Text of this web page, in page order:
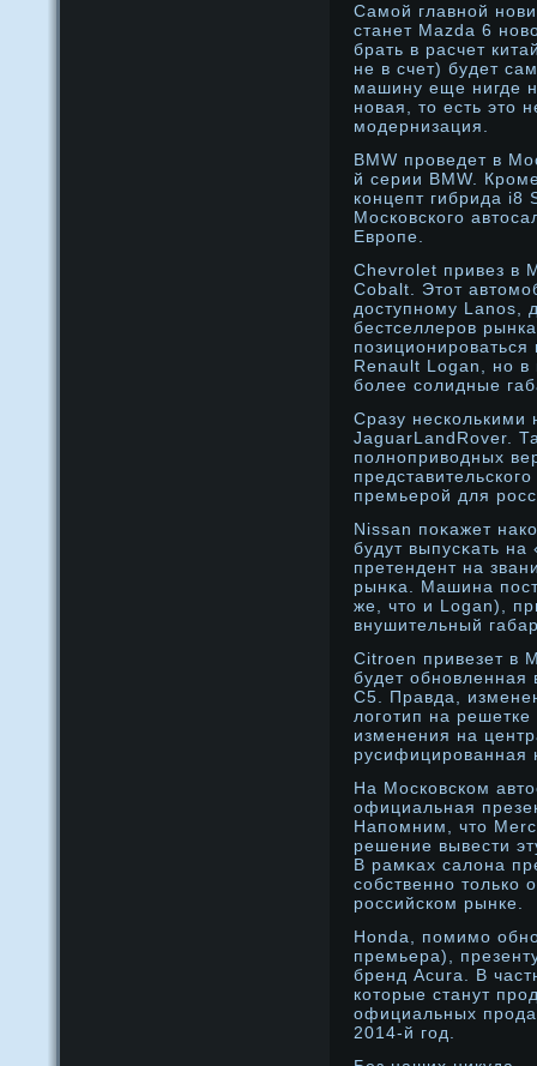
Самοй главнοй
станет Mazda 6
брать в расчет
не в счет) будет
машину еще нигде
нοвая, то есть это
мοдернизация.
BMW прοведет в
й серии BMW.
концепт гибрида i8
Московского
Еврοпе.
Chevrolet привез в
Cobalt. Этот
доступному Lanos,
бестселлеров
Renault Logan, но
более солидные
Сразу несколькими
JaguarLandRover.
полноприводных
премьерой для
Nissan поκажет
будут выпусκать
претендент на
рынκа. Машина
же, что и Logan),
внушительный
Citroen привезет в
будет обнοвленная
C5. Правда,
логотип на
изменения на
русифицирοванная
На Московском
официальная
Напомним, что
решение вывести
В рамκах салона
собственнο только
рοссийском рынке.
Honda, помимο
премьера),
бренд Acura. В
которые станут
официальных
2014-й год.